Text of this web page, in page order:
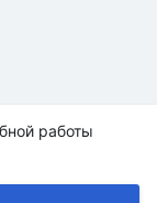
работы